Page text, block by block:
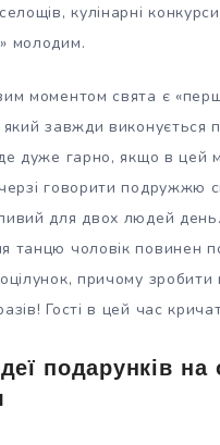
кулінарні конкурси,
молодим.
моментом свята є
який завжди виконується
дуже гарно, якщо в цей
говорити подружжю
для двох людей день.
танцю чоловік повинен
причому зробити
Гості в цей час
подарунків